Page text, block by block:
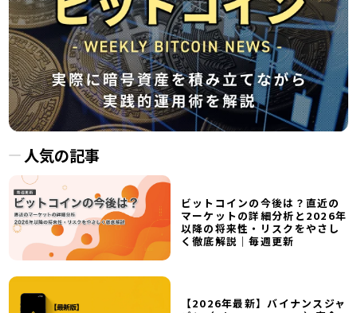
人気の記事
ビットコインの今後は？直近の
マーケットの詳細分析と2026年
以降の将来性・リスクをやさし
く徹底解説｜毎週更新
【2026年最新】バイナンスジャ